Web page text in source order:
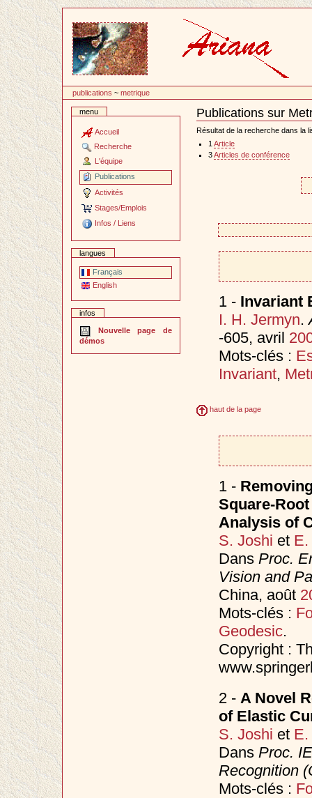
contenu
publications ~metrique
menu
Accueil
Recherche
L'équipe
Publications
Activités
Stages/Emplois
Infos / Liens
langues
Français
English
infos
Nouvelle page de
démos
Publications sur
Document
Actions
Résultat de la recherche dans la
1 Article
3Articles de conférence
1 - Invariant
I. H. Jermyn.
-605, avril
Mots-clés :
Invariant,
haut de la page
1 -
Square-
Analysis of
S. Joshi et E.
Dans Proc.
Vision and
China, août
Mots-clés :
Geodesic.
Copyright :
2 - A Novel
of Elastic
S. Joshi et E.
Dans Proc.
Recognition
Mots-clés :